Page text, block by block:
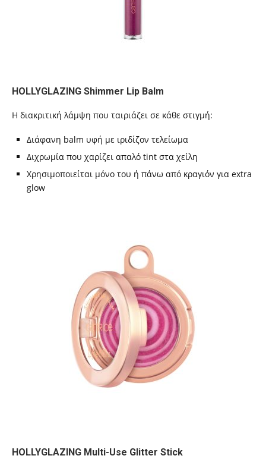
HOLLYGLAZING Shimmer Lip Balm
Η διακριτική λάμψη που ταιριάζει σε κάθε στιγμή:
Διάφανη balm υφή με ιριδίζον τελείωμα
Διχρωμία που χαρίζει απαλό tint στα χείλη
Χρησιμοποιείται μόνο του ή πάνω από κραγιόν για extra
glow
HOLLYGLAZING Multi-Use Glitter Stick